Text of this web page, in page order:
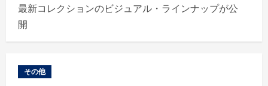
最新コレクションのビジュアル・ラインナップが公
開
その他